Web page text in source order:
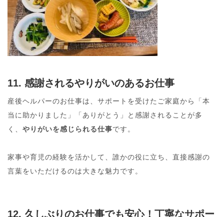
11. 感謝されるやりがいのあるお仕事
産後ヘルパーのお仕事は、サポートを受けたご家庭から「本
当に助かりました」「ありがとう」と感謝されることが多
く、 やりがいを感じられる仕事です。
家事や育児の経験を活かして、誰かの役に立ち、直接感謝の
言葉をいただけるのは大きな魅力です。
12. 久しぶりのお仕事でも安心！丁寧なサポー